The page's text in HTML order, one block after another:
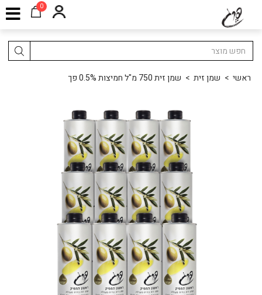
0
ראשי > שמן זית > שמן זית 750 מ"ל חמיצות 0.5% פך